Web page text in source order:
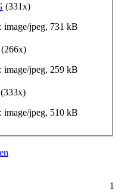
(331x)
image/jpeg, 731 kB
(266x)
image/jpeg, 259 kB
(333x)
image/jpeg, 510 kB
1